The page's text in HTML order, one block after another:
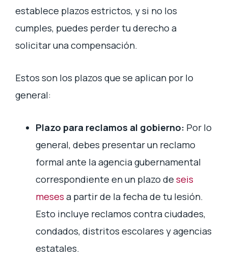
establece plazos estrictos, y si no los
cumples, puedes perder tu derecho a
solicitar una compensación.
Estos son los plazos que se aplican por lo
general:
Plazo para reclamos al gobierno: Por lo
general, debes presentar un reclamo
formal ante la agencia gubernamental
correspondiente en un plazo de seis
meses a partir de la fecha de tu lesión.
Esto incluye reclamos contra ciudades,
condados, distritos escolares y agencias
estatales.